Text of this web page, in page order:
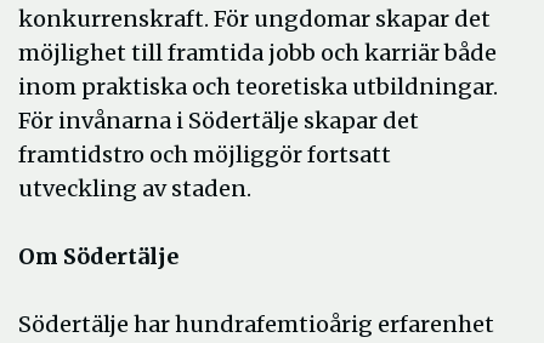
konkurrenskraft. För ungdomar skapar det
möjlighet till framtida jobb och karriär både
inom praktiska och teoretiska utbildningar.
För invånarna i Södertälje skapar det
framtidstro och möjliggör fortsatt
utveckling av staden.
Om Södertälje
Södertälje har hundrafemtioårig erfarenhet